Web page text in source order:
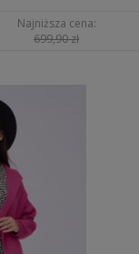
Najniższa cena:
699,90 zł